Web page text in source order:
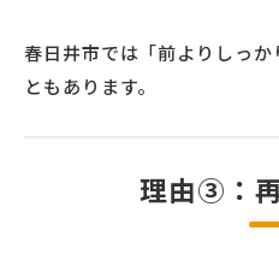
春日井市では「前よりしっ
ともあります。
理由③：